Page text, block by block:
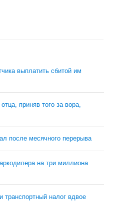
выплатить сбитой им
приняв того за вора,
после месячного перерыва
на три миллиона
транспортный налог вдвое